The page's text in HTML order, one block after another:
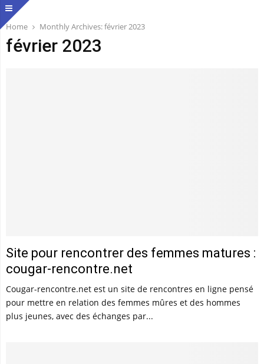
Home Monthly Archives: février 2023
février 2023
Site pour rencontrer des femmes matures :
cougar-rencontre.net
Cougar-rencontre.net est un site de rencontres en ligne pensé
pour mettre en relation des femmes mûres et des hommes
plus jeunes, avec des échanges par...